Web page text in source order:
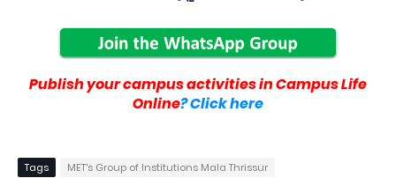
Publish your campus activities in Campus Life
Online? Click here
Tags
MET's Group of Institutions Mala Thrissur